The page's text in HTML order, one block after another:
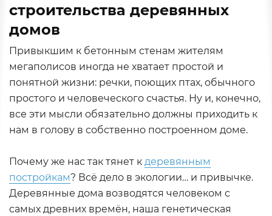
строительства деревянных
домов
Привыкшим к бетонным стенам жителям
мегаполисов иногда не хватает простой и
понятной жизни: речки, поющих птах, обычного
простого и человеческого счастья. Ну и, конечно,
все эти мысли обязательно должны приходить к
нам в голову в собственно построенном доме.
Почему же нас так тянет к деревянным
постройкам? Всё дело в экологии… и привычке.
Деревянные дома возводятся человеком с
самых древних времён, наша генетическая